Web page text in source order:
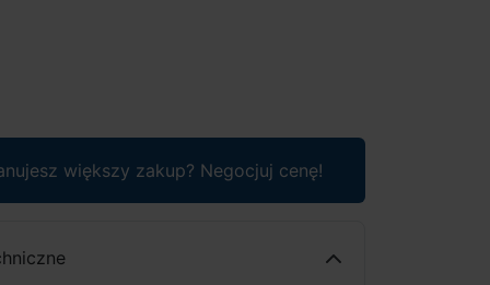
większy zakup? Negocjuj cenę!